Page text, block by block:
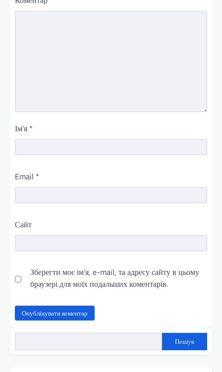
Ім'я *
Email *
Сайт
Зберегти моє ім'я, e-mail, та адресу сайту в цьому
браузері для моїх подальших коментарів.
Пошук